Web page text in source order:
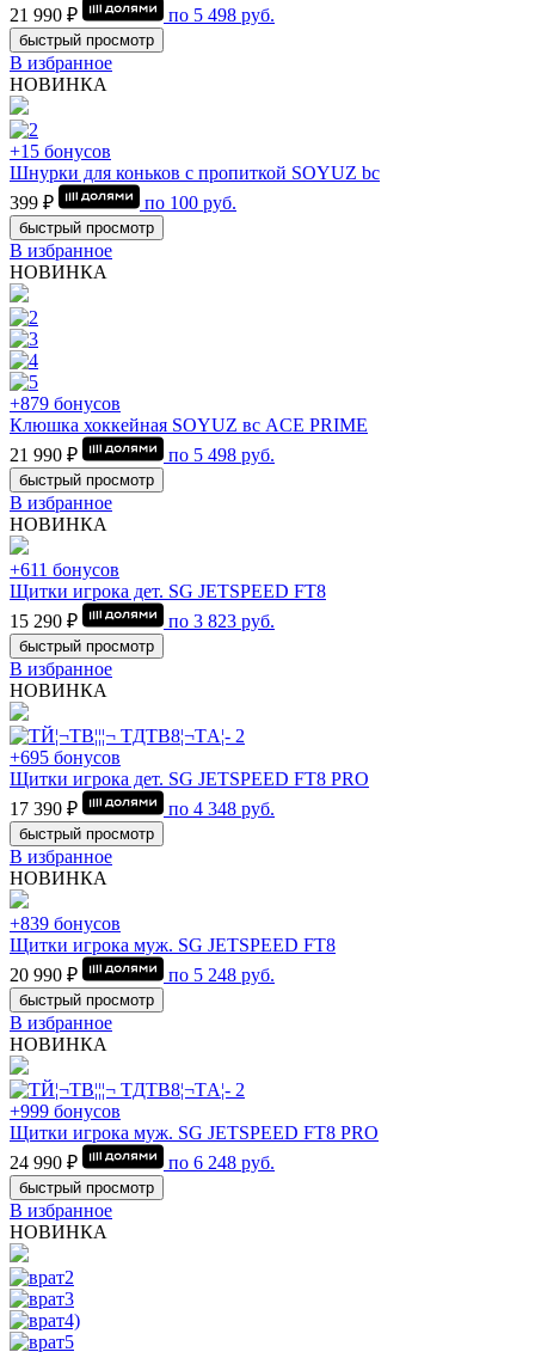
21 990 ₽ по 5 498 руб.
быстрый просмотр
В избранное
НОВИНКА
+15 бонусов
Шнурки для коньков с пропиткой SOYUZ bc
399 ₽
по 100 руб.
быстрый просмотр
В избранное
НОВИНКА
+879 бонусов
Клюшка хоккейная SOYUZ вс ACE PRIME
21 990 ₽
по 5 498 руб.
быстрый просмотр
В избранное
НОВИНКА
+611 бонусов
Щитки игрока дет. SG JETSPEED FT8
15 290 ₽
по 3 823 руб.
быстрый просмотр
В избранное
НОВИНКА
+695 бонусов
Щитки игрока дет. SG JETSPEED FT8 PRO
17 390 ₽
по 4 348 руб.
быстрый просмотр
В избранное
НОВИНКА
+839 бонусов
Щитки игрока муж. SG JETSPEED FT8
20 990 ₽
по 5 248 руб.
быстрый просмотр
В избранное
НОВИНКА
+999 бонусов
Щитки игрока муж. SG JETSPEED FT8 PRO
24 990 ₽
по 6 248 руб.
быстрый просмотр
В избранное
НОВИНКА